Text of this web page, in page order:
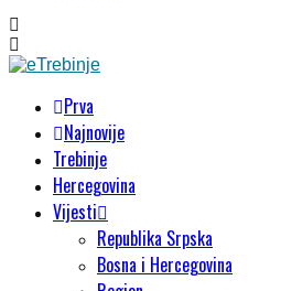
Prva
Najnovije
Trebinje
Hercegovina
Vijesti
Republika Srpska
Bosna i Hercegovina